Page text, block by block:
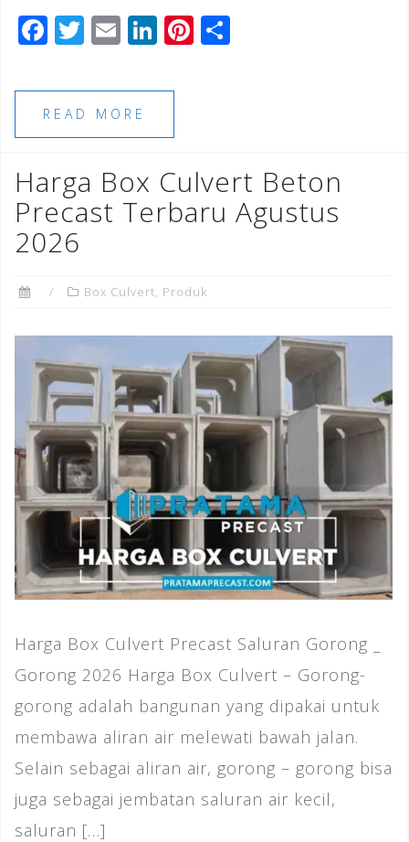
F
c
e
b
o
o
k
T
tt
e
r
E
ai
l
Li
k
dI
n
Pi
st
READ MORE
Harga Box Culvert Beton
Precast Terbaru Agustus
2026
Box Culvert, Produk
Harga Box Culvert Precast Saluran Gorong _
Gorong 2026 Harga Box Culvert – Gorong-
gorong adalah bangunan yang dipakai untuk
membawa aliran air melewati bawah jalan.
Selain sebagai aliran air, gorong – gorong bisa
juga sebagai jembatan saluran air kecil,
saluran […]